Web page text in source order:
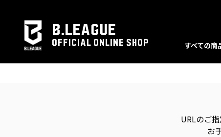
B.LEAGUE
OFFICIAL ONLINE SHOP すべての商
URLのご
お